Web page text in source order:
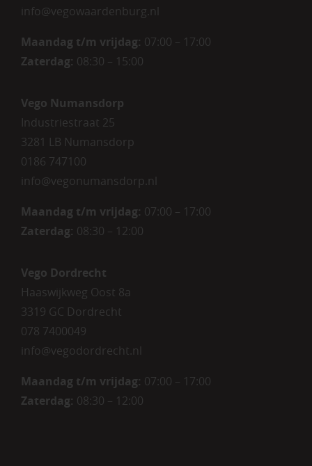
info@vegowaardenburg.nl
Maandag t/m vrijdag: 07:00 – 17:00
Zaterdag: 08:30 – 15:00
Vego Numansdorp
Industriestraat 25
3281 LB Numansdorp
0186 747100
info@vegonumansdorp.nl
Maandag t/m vrijdag: 07:00 – 17:00
Zaterdag: 08:30 – 12:00
Vego Dordrecht
Haaswijkweg Oost 8a
3319 GC Dordrecht
078 7400049
info@vegodordrecht.nl
Maandag t/m vrijdag: 07:00 – 17:00
Zaterdag: 08:30 – 12:00